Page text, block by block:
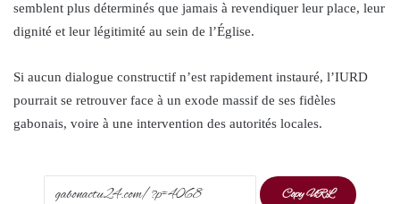
semblent plus déterminés que jamais à revendiquer leur place, leur
dignité et leur légitimité au sein de l’Église.
Si aucun dialogue constructif n’est rapidement instauré, l’IURD
pourrait se retrouver face à un exode massif de ses fidèles
gabonais, voire à une intervention des autorités locales.
Copy URL